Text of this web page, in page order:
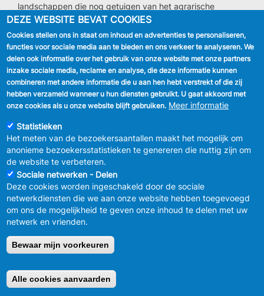
landschappen die nog getuigen van het agrarische
verleden van Anderlecht en waar een aantal dieren en
planten hun laatste toevlucht vonden.
Downloaden
De Zenne en het kanaal in Anderlecht
Ooit was de Zenne een aantrekkelijke rivier vol vis met veel
meanders en eilandjes, met op haar oevers een overvloed
aan gele irissen, symbool van het Brussels Hoofdstedelijk
kanaal haar rol over en is nu DE waterloop van Brussel.
Deze folder nodigt u uit om via de laatste restanten van de
open Zenne in Anderlecht het verhaal van de Zenne en het
Kanaal naar Charleroi te ontdekken: de functies van deze
waterlopen, hun potentieel en de toekomstperspectieven.
Downloaden
Zoektocht naar een rivier DE PEDE VALLEI in Anderlecht.
tussen parken en plattenland aan de poorten van de stad.
De landschappen behoren tot de meest opmerkelijke van
Downloaden
DEZE WEBSITE BEVAT COOKIES
Cookies stellen ons in staat om inhoud en advertenties te personaliseren,
functies voor sociale media aan te bieden en ons verkeer te analyseren. We
delen ook informatie over het gebruik van onze website met onze partners
inzake sociale media, reclame en analyse, die deze informatie kunnen
combineren met andere informatie die u aan hen hebt verstrekt of die zij
hebben verzameld wanneer u hun diensten gebruikt. U gaat akkoord met
onze cookies als u onze website blijft gebruiken. Meer informatie
Statistieken
Het meten van de bezoekersaantallen maakt het mogelijk om
anonieme bezoekersstatistieken te genereren die nuttig zijn om
de website te verbeteren.
Sociale netwerken - Delen
Deze cookies worden ingeschakeld door de sociale
netwerkdiensten die we aan onze website hebben toegevoegd
om ons de mogelijkheid te geven onze inhoud te delen met uw
netwerk en vrienden.
Bewaar mijn voorkeuren
Alle cookies aanvaarden